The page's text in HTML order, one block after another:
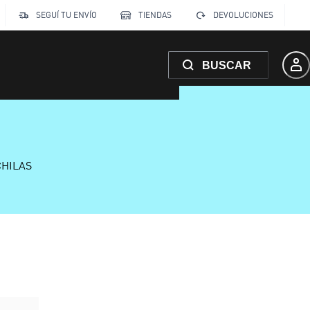
SEGUÍ TU ENVÍO TIENDAS DEVOLUCIONES
BUSCAR